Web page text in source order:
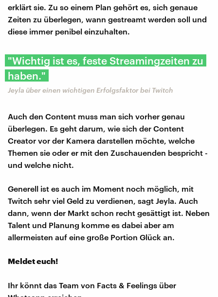
erklärt sie. Zu so einem Plan gehört es, sich genaue
Zeiten zu überlegen, wann gestreamt werden soll und
diese immer penibel einzuhalten.
"Wichtig ist es, feste Streamingzeiten zu
haben."
Jeyla über einen wichtigen Erfolgsfaktor bei Twitch
Auch den Content muss man sich vorher genau
überlegen. Es geht darum, wie sich der Content
Creator vor der Kamera darstellen möchte, welche
Themen sie oder er mit den Zuschauenden bespricht -
und welche nicht.
Generell ist es auch im Moment noch möglich, mit
Twitch sehr viel Geld zu verdienen, sagt Jeyla. Auch
dann, wenn der Markt schon recht gesättigt ist. Neben
Talent und Planung komme es dabei aber am
allermeisten auf eine große Portion Glück an.
Meldet euch!
Ihr könnt das Team von Facts & Feelings über